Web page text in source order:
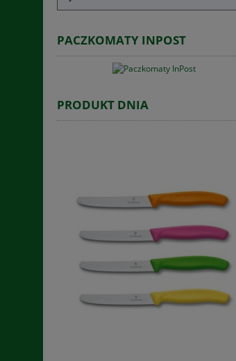
PACZKOMATY INPOST
PRODUKT DNIA